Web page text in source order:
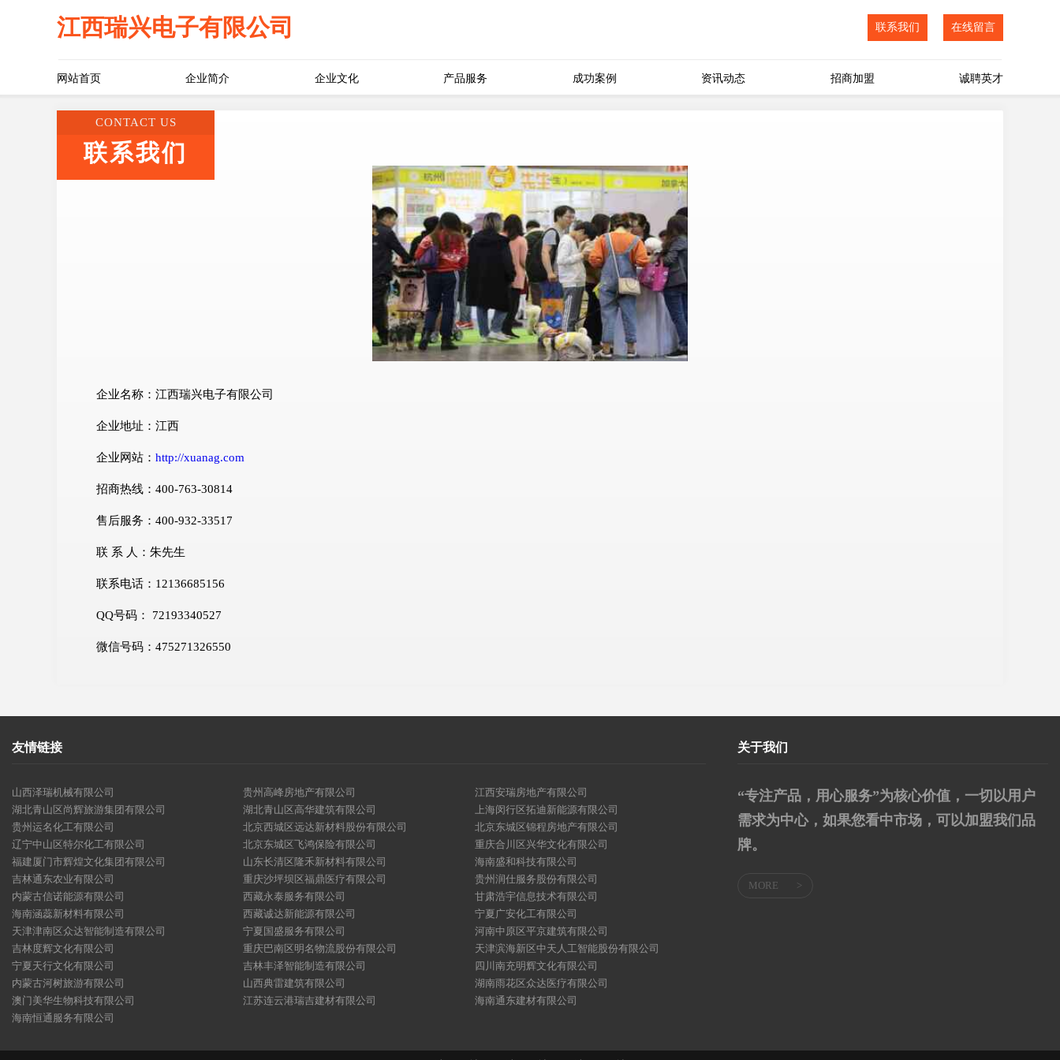
江西瑞兴电子有限公司 联系我们 在线留言
网站首页 企业简介 企业文化 产品服务 成功案例 资讯动态 招商加盟 诚聘英才
CONTACT US
联系我们
企业名称：江西瑞兴电子有限公司
企业地址：江西
企业网站： http://xuanag.com
招商热线：400-763-30814
售后服务：400-932-33517
联 系 人：朱先生
联系电话：12136685156
QQ号码： 72193340527
微信号码：475271326550
友情链接
山西泽瑞机械有限公司 贵州高峰房地产有限公司
江西安瑞房地产有限公司
湖北青山区尚辉旅游集团有限公司
湖北青山区高华建筑有限公司
上海闵行区拓迪新能源有限公司
贵州运名化工有限公司
北京西城区远达新材料股份有限公司
北京东城区锦程房地产有限公司
辽宁中山区特尔化工有限公司
北京东城区飞鸿保险有限公司
重庆合川区兴华文化有限公司
福建厦门市辉煌文化集团有限公司
山东长清区隆禾新材料有限公司
海南盛和科技有限公司
吉林通东农业有限公司
重庆沙坪坝区福鼎医疗有限公司
贵州润仕服务股份有限公司
内蒙古信诺能源有限公司
西藏永泰服务有限公司
甘肃浩宇信息技术有限公司
海南涵蕊新材料有限公司
西藏诚达新能源有限公司
宁夏广安化工有限公司
天津津南区众达智能制造有限公司
宁夏国盛服务有限公司
河南中原区平京建筑有限公司
吉林度辉文化有限公司
重庆巴南区明名物流股份有限公司
天津滨海新区中天人工智能股份有限公司
宁夏天行文化有限公司
吉林丰泽智能制造有限公司
四川南充明辉文化有限公司
内蒙古河树旅游有限公司
山西典雷建筑有限公司
湖南雨花区众达医疗有限公司
澳门美华生物科技有限公司
江苏连云港瑞吉建材有限公司
海南通东建材有限公司
海南恒通服务有限公司
关于我们
“专注产品，用心服务”为核心价值，一切以用户
需求为中心，如果您看中市场，可以加盟我们品
牌。
MORE >